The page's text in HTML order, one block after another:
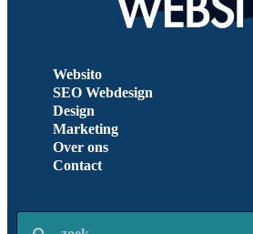
Websito
SEO Webdesign
Design
Marketing
Over ons
Contact